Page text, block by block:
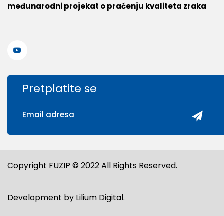
međunarodni projekat o praćenju kvaliteta zraka
Pretplatite se
Copyright FUZIP © 2022 All Rights Reserved.
Development by Lilium Digital.